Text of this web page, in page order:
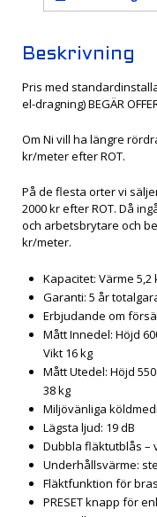
Beskrivning
Pris med
el-dragning) BEGÄR
Om Ni vill ha längre
kr/meter efter ROT.
På de flesta orter vi
2000 kr efter ROT. Då
och arbetsbrytare och
kr/meter.
Kapacitet: Värme 5,2
Garanti: 5 år
Erbjudande om
Mått Innedel: Höjd
Vikt 16 kg
Mått Utedel: Höjd
38 kg
Miljövänliga
Lägsta ljud: 19 dB
Dubbla fläktutblås –
Underhållsvärme:
Fläktfunktion för
PRESET knapp för